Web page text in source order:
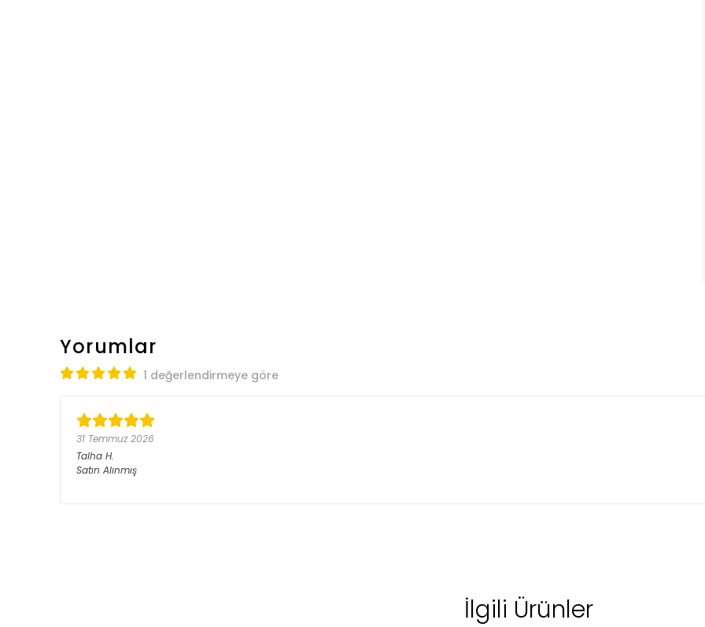
Yorumlar
1 değerlendirmeye göre
31 Temmuz 2026
Talha H.
Satın Alınmış
İlgili Ürünler